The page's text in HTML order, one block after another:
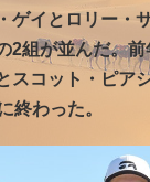
ゲイとロリー・
2組が並んだ。
スコット・ピア
終わった。